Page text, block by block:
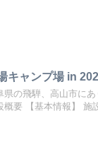
キャンプ場 in
県の飛騨、高山市に
概要 【基本情報】 施